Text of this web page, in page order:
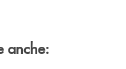
anche: